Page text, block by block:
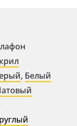
, Белый